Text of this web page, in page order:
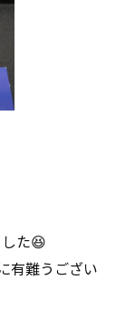
た😆
有難うござい